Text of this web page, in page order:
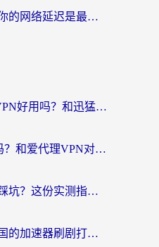
在外国玩魔兽世界，你的网络延迟是最大的敌人
海外党必看：Malus VPN好用吗？和迅猛兔VPN对比哪个回国效果更好？附真实体验与避坑指南
Quickback VPN好用吗？和爱代理VPN对比哪个回国效果更好？
海外翻墙回国电脑总踩坑？这份实测指南帮你选对加速器（附ChickCNinitapMalus对比）
人在韩国，怎么用中国的加速器刷剧打游戏？这份真实体验指南给你答案